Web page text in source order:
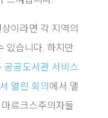
이라면 각 지역의
있습니다. 하지만
공공도서관 서비스
열린 회의 에서 앨
르크스주의자들